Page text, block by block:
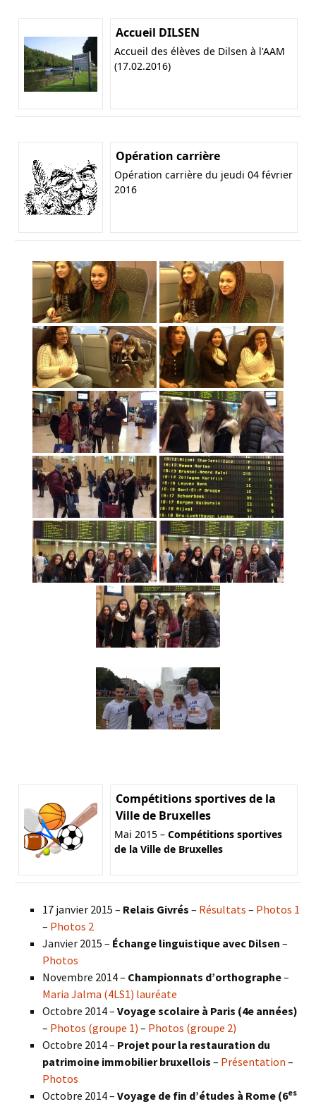
Accueil DILSEN
Accueil des élèves de Dilsen à l'AAM
(17.02.2016)
Opération carrière
Opération carrière du jeudi 04 février
2016
Compétitions sportives de la
Ville de Bruxelles
Mai 2015 – Compétitions sportives
de la Ville de Bruxelles
17 janvier 2015 – Relais Givrés – Résultats – Photos 1
– Photos 2
Janvier 2015 – Échange linguistique avec Dilsen –
Photos
Novembre 2014 – Championnats d’orthographe–
Maria Jalma (4LS1) lauréate
Octobre 2014 – Voyage scolaire à Paris (4e années)
– Photos (groupe 1) – Photos (groupe 2)
Octobre 2014 – Projet pour la restauration du
patrimoine immobilier bruxellois – Présentation –
Photos
Octobre 2014 – Voyage de fin d’études à Rome (6es